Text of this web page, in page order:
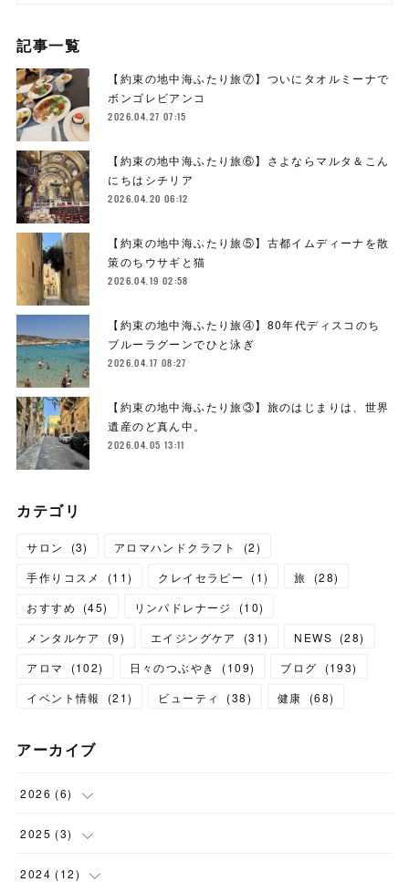
記事一覧
【約束の地中海ふたり旅⑦】ついにタオルミーナで
ボンゴレビアンコ
2026.04.27 07:15
【約束の地中海ふたり旅⑥】さよならマルタ＆こん
にちはシチリア
2026.04.20 06:12
【約束の地中海ふたり旅⑤】古都イムディーナを散
策のちウサギと猫
2026.04.19 02:58
【約束の地中海ふたり旅④】80年代ディスコのち
ブルーラグーンでひと泳ぎ
2026.04.17 08:27
【約束の地中海ふたり旅③】旅のはじまりは、世界
遺産のど真ん中。
2026.04.05 13:11
カテゴリ
サロン (3) アロマハンドクラフト (2)
手作りコスメ
(11) クレイセラピー (1) 旅 (28)
おすすめ
(45) リンパドレナージ (10)
メンタルケア
(9) エイジングケア (31) NEWS (28)
アロマ
(102) 日々のつぶやき (109) ブログ (193)
イベント情報
(21) ビューティ (38) 健康 (68)
アーカイブ
2026 (6)
(6
2025 (3)
(1)
2024 (12)